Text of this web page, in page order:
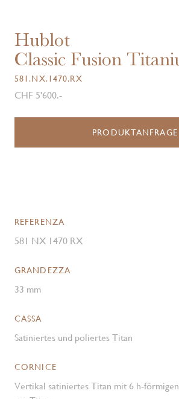
Hublot
Classic Fusion
581.NX.1470.RX
CHF 5'600.-
PRODUKTANFRAGE
REFERENZA
581 NX 1470 RX
GRANDEZZA
33 mm
CASSA
Satiniertes und poliertes Titan
CORNICE
Vertikal satiniertes Titan mit 6 h-förmigen